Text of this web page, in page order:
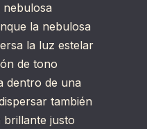
la nebulosa
la luz estelar
de tono
dentro de una
también
brillante justo